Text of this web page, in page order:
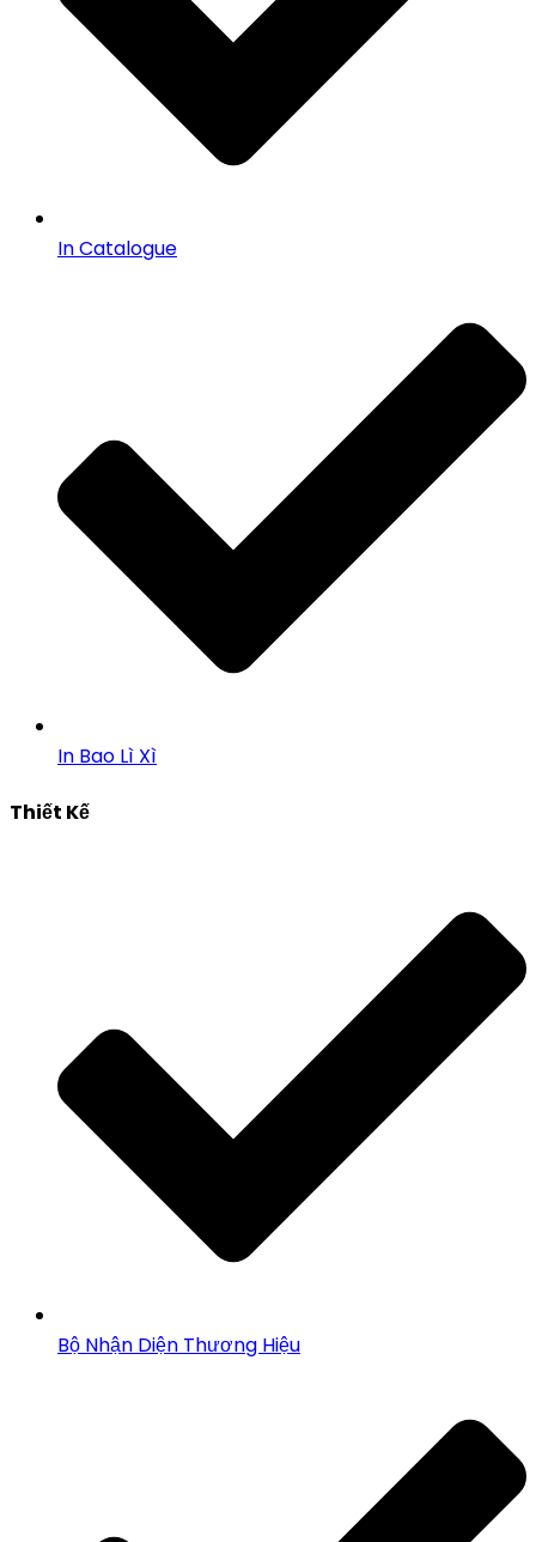
In Catalogue
In Bao Lì Xì
Thiết Kế
Bộ Nhận Diện Thương Hiệu